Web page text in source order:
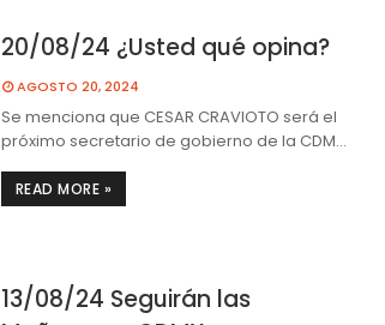
20/08/24 ¿Usted qué opina?
AGOSTO 20, 2024
Se menciona que CESAR CRAVIOTO será el
próximo secretario de gobierno de la CDM…
READ MORE »
13/08/24 Seguirán las